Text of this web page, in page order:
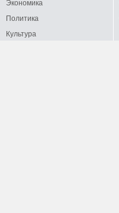
Экономика
Политика
Культура